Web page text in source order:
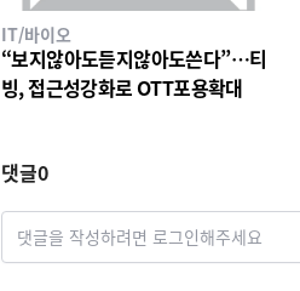
IT/바이오
“보지않아도듣지않아도쓴다”…티
빙, 접근성강화로 OTT포용확대
댓글0
댓글을 작성하려면 로그인해주세요